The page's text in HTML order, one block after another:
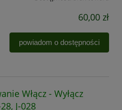
60,00 zł
powiadom o dostępności
Włącz - Wyłącz
J-028